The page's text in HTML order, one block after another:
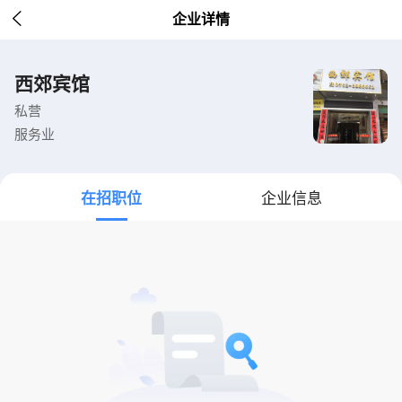
 企业详情
西郊宾馆
私营
服务业
在招职位 企业信息